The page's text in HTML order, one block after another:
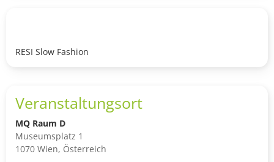
RESI Slow Fashion
Veranstaltungsort
MQ Raum D
Museumsplatz 1
1070 Wien, Österreich